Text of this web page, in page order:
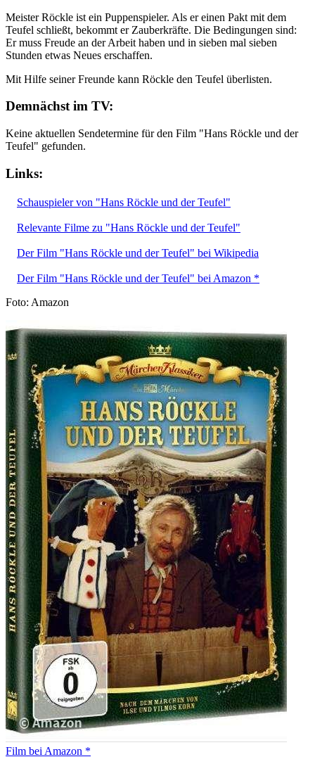
Meister Röckle ist ein Puppenspieler. Als er einen Pakt mit dem
Teufel schließt, bekommt er Zauberkräfte. Die Bedingungen sind:
Er muss Freude an der Arbeit haben und in sieben mal sieben
Stunden etwas Neues erschaffen.
Mit Hilfe seiner Freunde kann Röckle den Teufel überlisten.
Demnächst im TV:
Keine aktuellen Sendetermine für den Film "Hans Röckle und der
Teufel" gefunden.
Links:
Schauspieler von "Hans Röckle und der Teufel"
Relevante Filme zu "Hans Röckle und der Teufel"
Der Film "Hans Röckle und der Teufel" bei Wikipedia
Der Film "Hans Röckle und der Teufel" bei Amazon *
Foto: Amazon
Film bei Amazon *